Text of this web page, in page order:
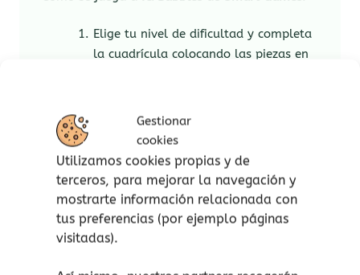
Gestionar
cookies
Utilizamos cookies propias y de
terceros, para mejorar la navegación y
mostrarte información relacionada con
tus preferencias (por ejemplo páginas
visitadas).
Elige tu nivel de dificultad y completa
la cuadrícula colocando las piezas en
colocando las piezas en la ubicación y
orientación correctas. Si una pieza no
encaja, girarla 90° podría ayudar… ¡o
no!
Solo hay una solución, que se muestra
al final del libro de desafíos.